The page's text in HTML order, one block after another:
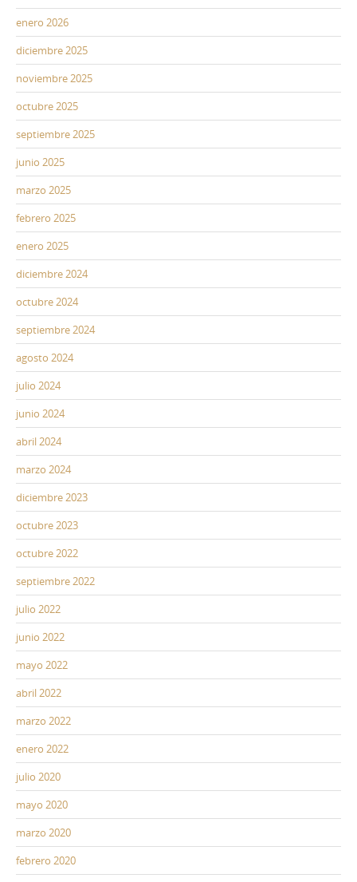
enero 2026
diciembre 2025
noviembre 2025
octubre 2025
septiembre 2025
junio 2025
marzo 2025
febrero 2025
enero 2025
diciembre 2024
octubre 2024
septiembre 2024
agosto 2024
julio 2024
junio 2024
abril 2024
marzo 2024
diciembre 2023
octubre 2023
octubre 2022
septiembre 2022
julio 2022
junio 2022
mayo 2022
abril 2022
marzo 2022
enero 2022
julio 2020
mayo 2020
marzo 2020
febrero 2020